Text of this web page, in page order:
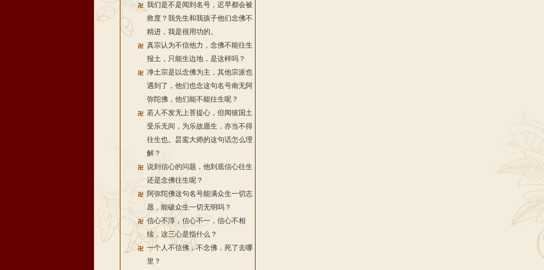
我们是不是闻到名号，迟早都会被
救度？我先生和我孩子他们念佛不
精进，我是很用功的。
真宗认为不信他力，念佛不能往生
报土，只能生边地，是这样吗？
净土宗是以念佛为主，其他宗派也
遇到了，他们也念这句名号南无阿
弥陀佛，他们能不能往生呢？
若人不发无上菩提心，但闻彼国土
受乐无间，为乐故愿生，亦当不得
往生也。昙鸾大师的这句话怎么理
解？
说到信心的问题，他到底信心往生
还是念佛往生呢？
阿弥陀佛这句名号能满众生一切志
愿，能破众生一切无明吗？
信心不淳，信心不一，信心不相
续，这三心是指什么？
一个人不信佛，不念佛，死了去哪
里？